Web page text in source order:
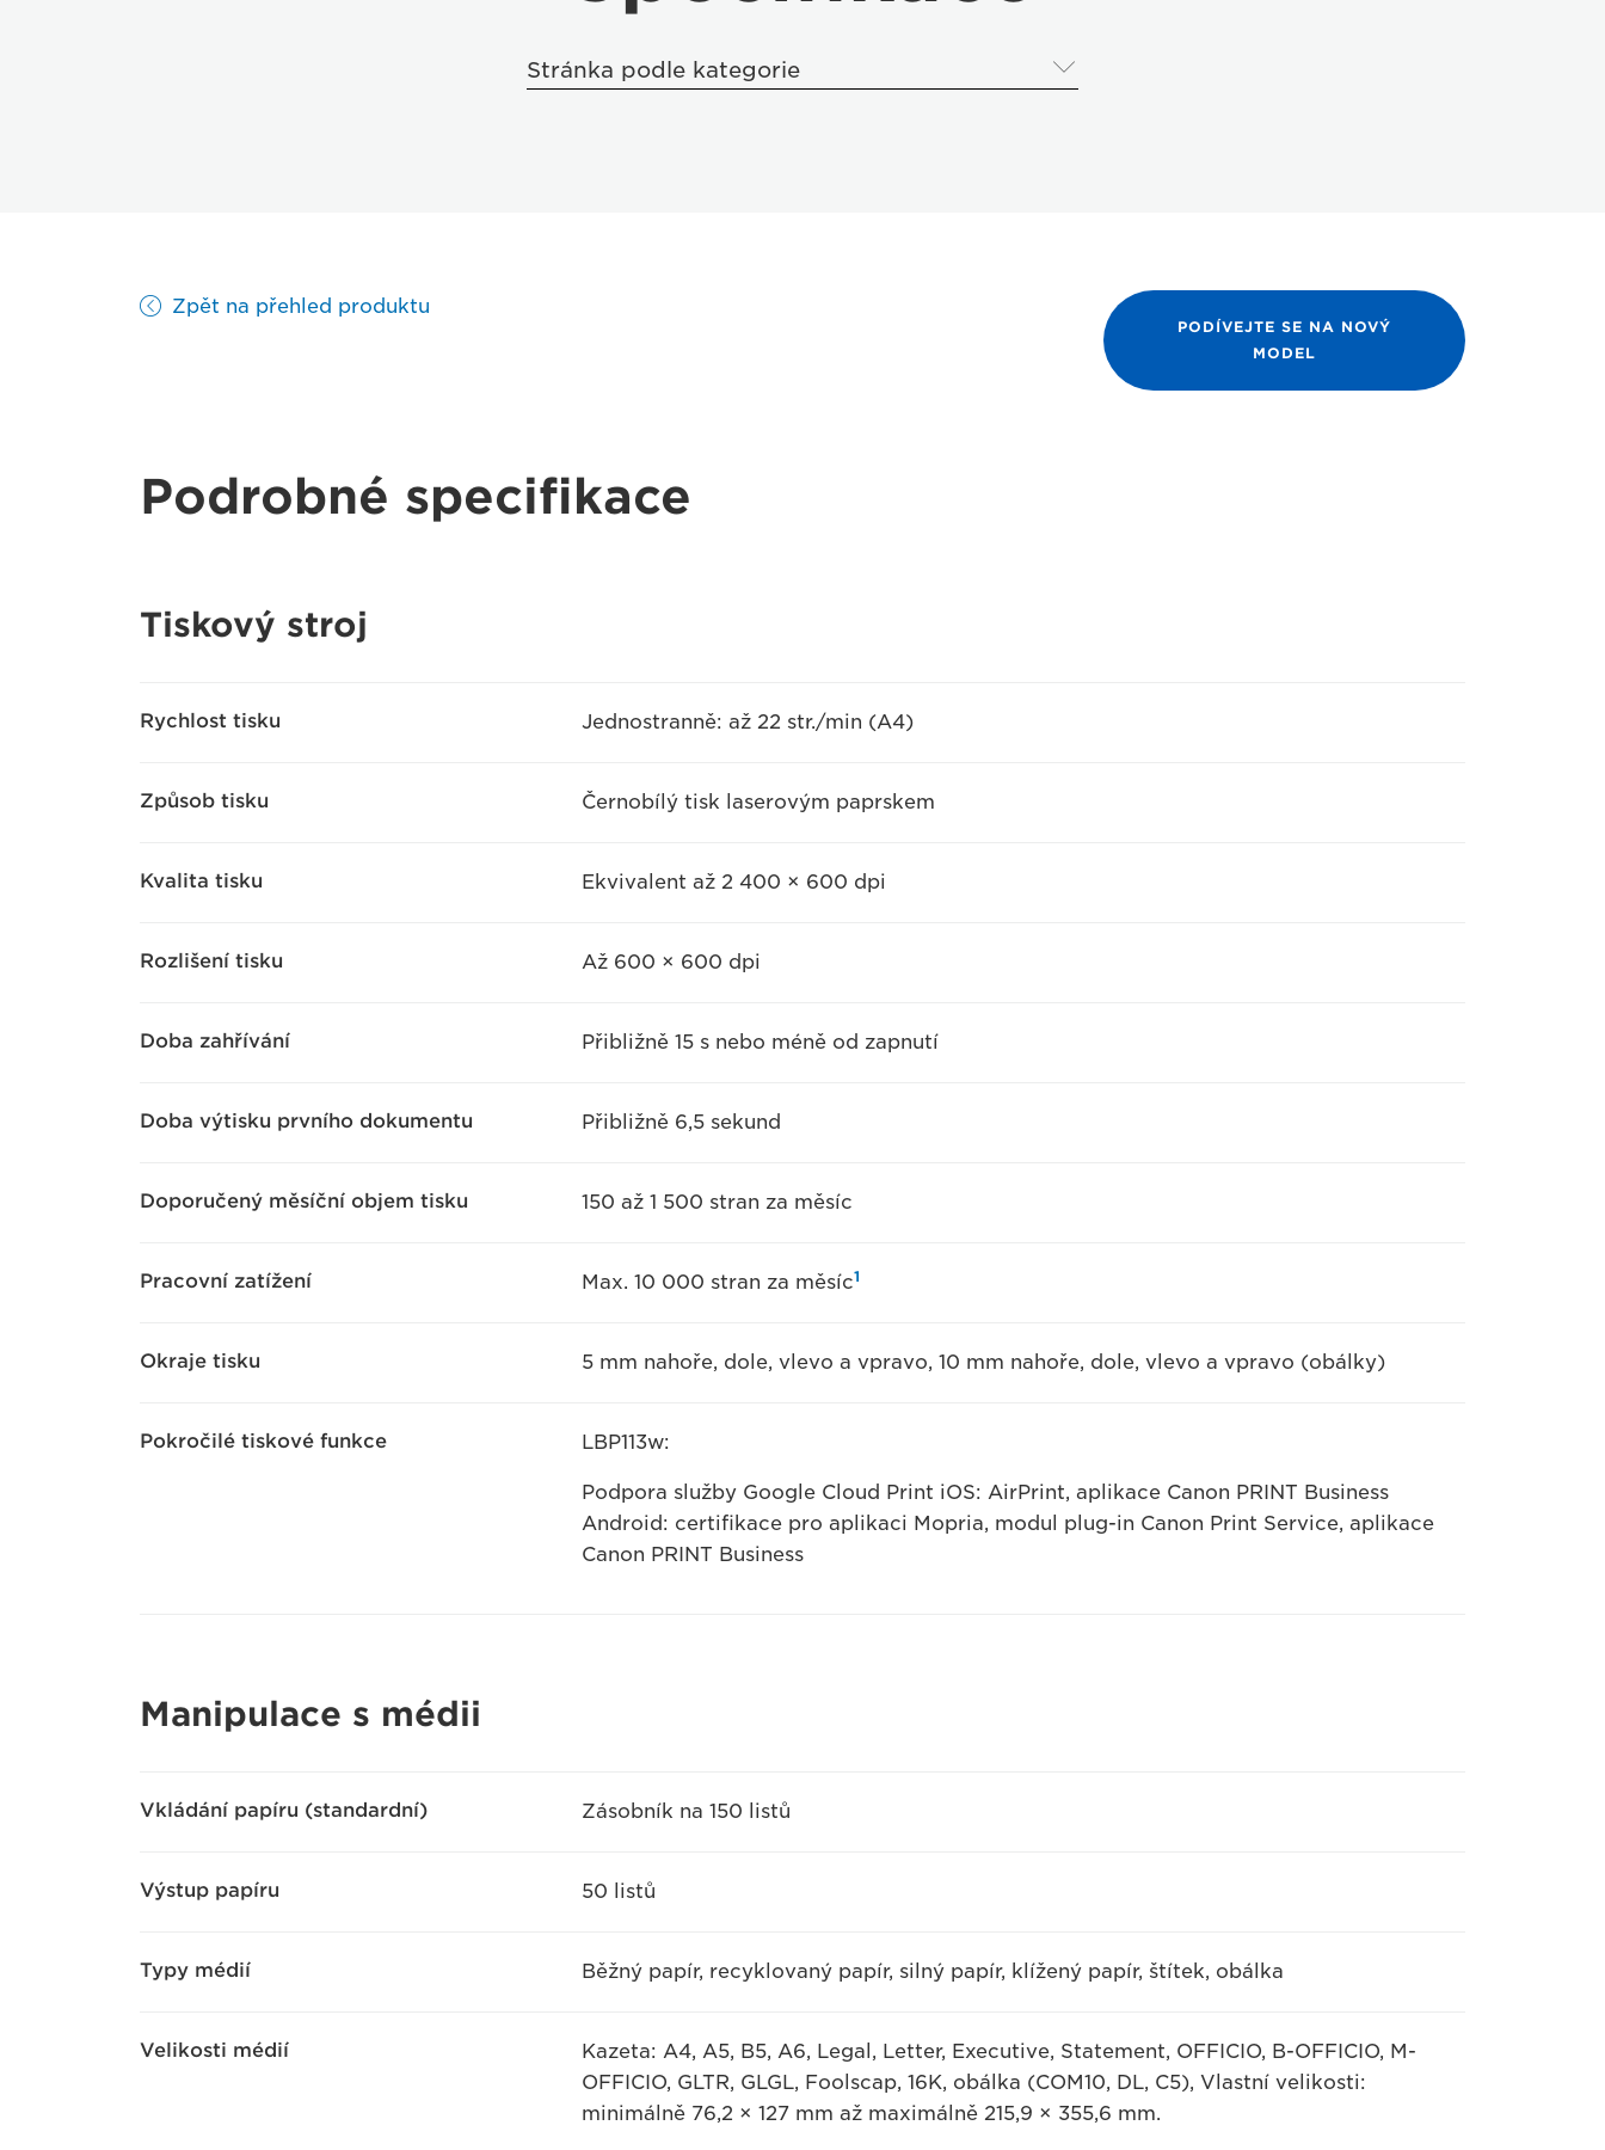
Stránka podle kategorie
Zpět na přehled produktu
PODÍVEJTE SE NA NOVÝ
MODEL
Podrobné specifikace
Tiskový stroj
Rychlost tisku Jednostranně: až 22 str./min (A4)
Způsob tisku Černobílý tisk laserovým paprskem
Kvalita tisku Ekvivalent až 2 400 × 600 dpi
Rozlišení tisku Až 600 × 600 dpi
Doba zahřívání Přibližně 15 s nebo méně od zapnutí
Doba výtisku prvního dokumentu Přibližně 6,5 sekund
Doporučený měsíční objem tisku 150 až 1 500 stran za měsíc
Pracovní zatížení Max. 10 000 stran za měsíc1
Okraje tisku 5 mm nahoře, dole, vlevo a vpravo, 10 mm nahoře, dole, vlevo a vpravo (obálky)
Pokročilé tiskové funkce LBP113w:
Podpora služby Google Cloud Print iOS: AirPrint, aplikace Canon PRINT Business
Android: certifikace pro aplikaci Mopria, modul plug-in Canon Print Service, aplikace
Canon PRINT Business
Manipulace s médii
Vkládání papíru (standardní) Zásobník na 150 listů
Výstup papíru 50 listů
Typy médií Běžný papír, recyklovaný papír, silný papír, klížený papír, štítek, obálka
Velikosti médií
Kazeta: A4, A5, B5, A6, Legal, Letter, Executive, Statement, OFFICIO, B-OFFICIO, M-
OFFICIO, GLTR, GLGL, Foolscap, 16K, obálka (COM10, DL, C5), Vlastní velikosti:
minimálně 76,2 × 127 mm až maximálně 215,9 × 355,6 mm.